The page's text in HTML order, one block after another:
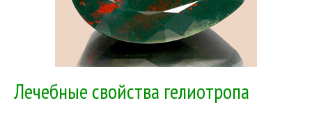
Лечебные свойства гелиотропа